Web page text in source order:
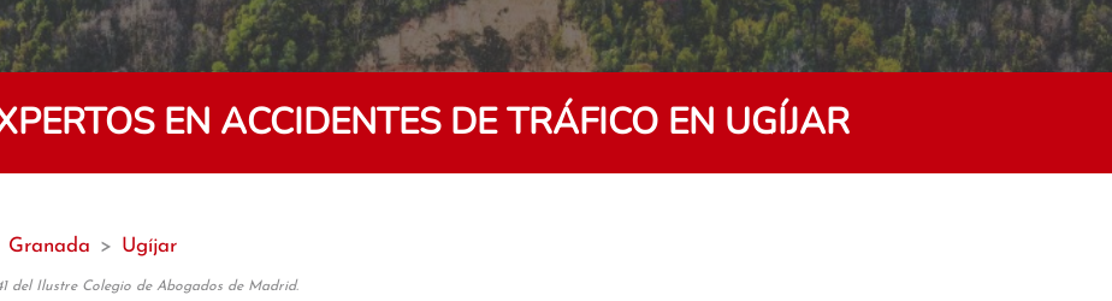
EN ACCIDENTES DE TRÁFICO EN UGÍJAR
Granada > Ugíjar
del Ilustre Colegio de Abogados de Madrid.